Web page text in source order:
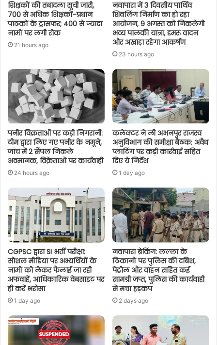
शिक्षकों की तबादला सूची जारी,
700 से अधिक शिक्षकों-प्रधान
पाठकों के ट्रांसफर; 400 से ज्यादा
नामों पर लगी रोक
21 hours ago
नवापारा में 3 दिवसीय पार्थिव
शिवलिंग निर्माण का हो रहा
आयोजन, 9 अगस्त को निकलेगी
भव्य पालकी यात्रा, डमरू वादन
और अखाड़ा रहेगा आकर्षण
23 hours ago
पनीर विक्रताओं पर कड़ी निगरानी:
टीम द्वारा लिए गए पनीर के नमूने,
जांच में 2 सैंपल निकले
अवमानक, विक्रेताओं पर कार्यवाही
24 hours ago
कलेक्टर ने ली अभनपुर राजस्व
अनुविभाग की समीक्षा बैठक: अवैध
प्लाटिंग पर कड़ी कार्रवाई सहित
दिए ये निर्देश
1 day ago
CGPSC द्वारा SI भर्ती परीक्षा:
सोशल मीडिया पर अभ्यर्थियों के
नामों को लेकर फैलाई जा रही
अफवाहें, आधिकारिक वेबसाइट पर
ही करें भरोसा
1 day ago
नवापारा ब्रेकिंग: लल्ला के
ठिकानों पर पुलिस की दबिश,
पेट्रोल और वाहन सहित कई
सामग्री जप्त, पुलिस की कार्यवाही
से मचा हड़कंप
2 days ago